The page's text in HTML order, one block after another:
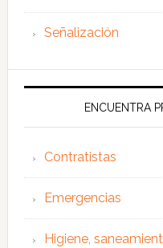
Señalización
ENCUENTRA
Contratistas
Emergencias
Higiene,